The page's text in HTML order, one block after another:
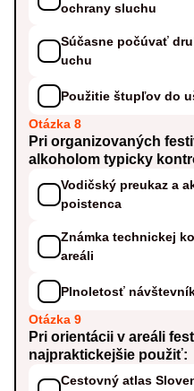
ochrany sluchu
Súčasne počúvať
uchu
Použitie štupľov do
Otázka 8
Pri organizovaných
alkoholom typicky
Vodičský preukaz a
poistenca
Známka technickej
areáli
Plnoletosť
Otázka 9
Pri orientácii v areáli
najpraktickejšie použiť:
Cestovný atlas